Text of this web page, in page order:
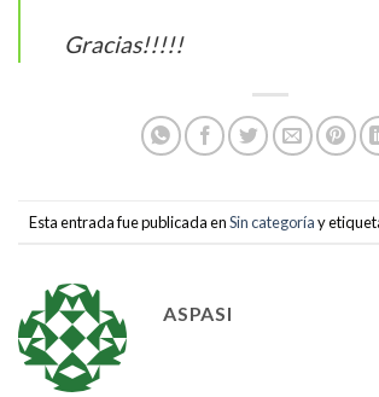
Gracias!!!!!
Esta entrada fue publicada enSin categoríay
ASPASI